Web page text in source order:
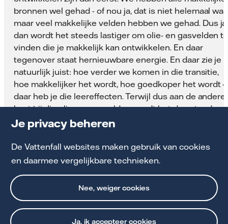
Je privacy beheren
De Vattenfall websites maken gebruik van cookies
en daarmee vergelijkbare technieken.
Ja, ik accepteer cookies
Nee, weiger cookies
bronnen wel gehad - of nou ja, dat is niet helemaal
maar veel makkelijke velden hebben we gehad. Dus ja,
dan wordt het steeds lastiger om olie- en gasvelden
vinden die je makkelijk kan ontwikkelen. En daar
tegenover staat hernieuwbare energie. En daar zie je
natuurlijk juist: hoe verder we komen in die transitie,
hoe makkelijker het wordt, hoe goedkoper het wordt -
daar heb je die leereffecten. Terwijl dus aan de andere
kant bij die olie- en gasvelden wordt het dus steeds
lastiger.
En nou ja, zoals we net al zeiden: er zijn veel meer
investeringen in hernieuwbare energie nodig om de
opschalen, maar ook zeker energieopslag en het
elektriciteitsnet - in Nederland heel relevant - maar
sowieso wereldwijd. En ja, ook wat we net al zeiden:
hoe sneller we deze transitie doormaken, hoe kleiner